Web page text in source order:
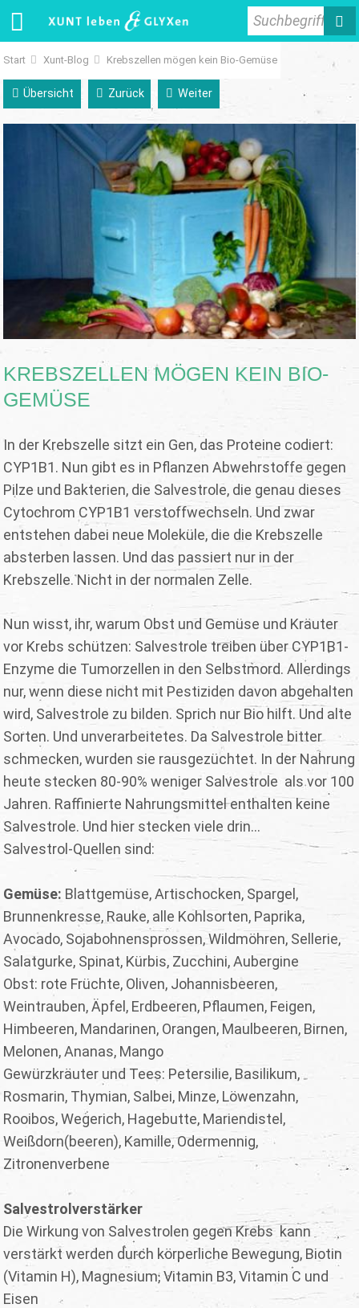
Suchbegriff
Start Xunt-Blog Krebszellen mögen kein Bio-Gemüse
Übersicht Zurück Weiter
KREBSZELLEN MÖGEN KEIN BIO-
GEMÜSE
In der Krebszelle sitzt ein Gen, das Proteine codiert:
CYP1B1. Nun gibt es in Pflanzen Abwehrstoffe gegen
Pilze und Bakterien, die Salvestrole, die genau dieses
Cytochrom CYP1B1 verstoffwechseln. Und zwar
entstehen dabei neue Moleküle, die die Krebszelle
absterben lassen. Und das passiert nur in der
Krebszelle. Nicht in der normalen Zelle.
Nun wisst, ihr, warum Obst und Gemüse und Kräuter
vor Krebs schützen: Salvestrole treiben über CYP1B1-
Enzyme die Tumorzellen in den Selbstmord. Allerdings
nur, wenn diese nicht mit Pestiziden davon abgehalten
wird, Salvestrole zu bilden. Sprich nur Bio hilft. Und alte
Sorten. Und unverarbeitetes. Da Salvestrole bitter
schmecken, wurden sie rausgezüchtet. In der Nahrung
heute stecken 80-90% weniger Salvestrole als vor 100
Jahren. Raffinierte Nahrungsmittel enthalten keine
Salvestrole. Und hier stecken viele drin…
Salvestrol-Quellen sind:
Gemüse: Blattgemüse, Artischocken, Spargel,
Brunnenkresse, Rauke, alle Kohlsorten, Paprika,
Avocado, Sojabohnensprossen, Wildmöhren, Sellerie,
Salatgurke, Spinat, Kürbis, Zucchini, Aubergine
Obst: rote Früchte, Oliven, Johannisbeeren,
Weintrauben, Äpfel, Erdbeeren, Pflaumen, Feigen,
Himbeeren, Mandarinen, Orangen, Maulbeeren, Birnen,
Melonen, Ananas, Mango
Gewürzkräuter und Tees: Petersilie, Basilikum,
Rosmarin, Thymian, Salbei, Minze, Löwenzahn,
Rooibos, Wegerich, Hagebutte, Mariendistel,
Weißdorn(beeren), Kamille, Odermennig,
Zitronenverbene
Salvestrolverstärker
Die Wirkung von Salvestrolen gegen Krebs kann
verstärkt werden durch körperliche Bewegung, Biotin
(Vitamin H), Magnesium, Vitamin B3, Vitamin C und
Eisen